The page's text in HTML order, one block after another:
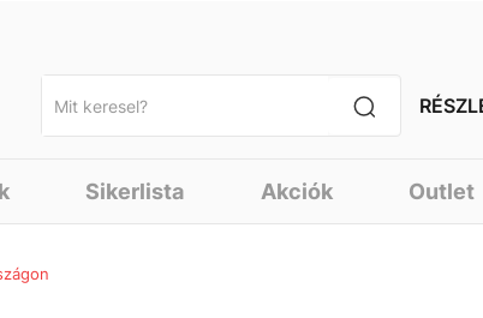
Sikerlista Akciók Outlet